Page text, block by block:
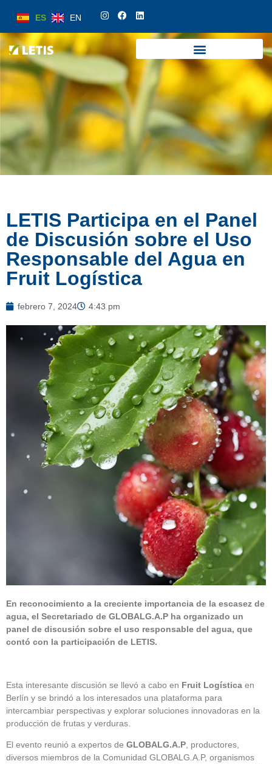
ES EN
ES EN
LETIS Participa en el Panel
de Discusión sobre el Uso
Responsable del Agua en
Fruit Logística
febrero 7, 2024 4:43 pm
En reconocimiento a la creciente importancia de la escasez de
agua, el Secretariado de GLOBALG.A.P ha organizado un
panel de discusión sobre el uso responsable del agua, que
contó con la participación de LETIS.
Esta interesante discusión se llevó a cabo en Fruit Logística en
Berlín y se brindó a los interesados una plataforma para
intercambiar perspectivas y explorar soluciones innovadoras en la
producción de frutas y verduras.
El evento reunió a expertos de GLOBALG.A.P , productores,
diversos miembros de la Comunidad GLOBALG.A.P, organismos